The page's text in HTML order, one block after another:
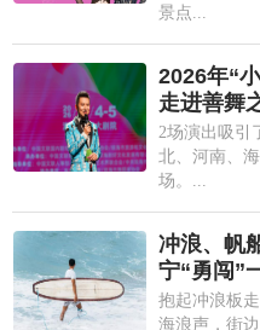
景点...
2026年“
走进善舞
2场演出吸引
北、河南、
场。...
冲浪、帆
宁“勇闯”
抱起冲浪板
海浪声，街